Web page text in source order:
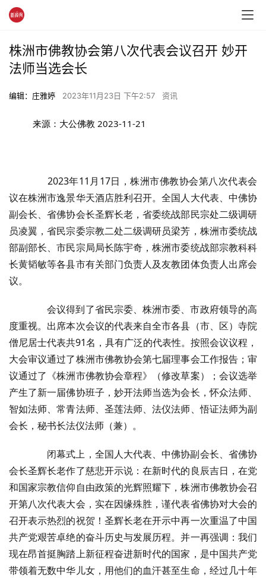
株洲市佛教协会第八次代表会议召开 妙开
法师当选会长
编辑：庄雅婷 2023年11月23日 下午2:57 资讯
来源：大公佛教 2023-11-21
2023年11月17日，株洲市佛教协会第八次代表会
议在株洲市逸景华天酒店胜利召开。全国人大代表、中佛协
副会长、省佛协会长圣辉长老，省委统战部民宗处二级调研
员凌翼，省民宗委宗教二处二级调研员梁芳，株洲市委统战
部副部长、市民宗局局长陈宇奇，株洲市委统战部宗教科科
长黄韬敏等各县市有关部门负责人及友教团体负责人出席会
议。
会议得到了省民宗委、株洲市委、市政府领导的高
度重视。出席本次会议的代表来自全市各县（市、区）寺院
僧尼居士代表共91名，具有广泛的代表性。按照会议议程，
大会审议通过了株洲市佛教协会第七届理事会工作报告；审
议通过了《株洲市佛教协会章程》（修改草案）；会议选举
产生了新一届佛协班子，妙开法师当选为会长，怀众法师、
智如法师、常青法师、圣莲法师、法仪法师、悟证法师为副
会长，秘书长法仪法师（兼）。
闭幕式上，全国人大代表、中佛协副会长、省佛协
会长圣辉长老作了慈悲开示说：在新时代的良辰吉日，在党
和国家宗教信仰自由政策的光辉照耀下，株洲市佛教协会召
开第八次代表大会，实在因缘殊胜，谨代表省佛协对大会的
召开表示热烈的祝贺！圣辉长老在开示中再一次重温了中国
共产党艰苦卓绝的奋斗历史与发展历程。并一再强调：我们
现在昂首挺胸踏上新征程奋进新时代的国家，是中国共产党
带领着无数中华儿女，用他们的血汗甚至生命，经过几十年